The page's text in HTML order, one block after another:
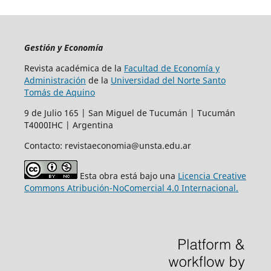
Gestión y Economía
Revista académica de la Facultad de Economía y
Administración de la Universidad del Norte Santo
Tomás de Aquino
9 de Julio 165 | San Miguel de Tucumán | Tucumán
T4000IHC | Argentina
Contacto: revistaeconomia@unsta.edu.ar
Esta obra está bajo una Licencia Creative
Commons Atribución-NoComercial 4.0 Internacional.